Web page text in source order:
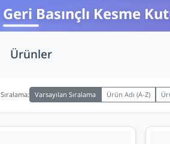
Geri Basınçlı Kesme
Ürünler
Sıralama: Varsayılan Sıralama Ürün Adı (A-Z)